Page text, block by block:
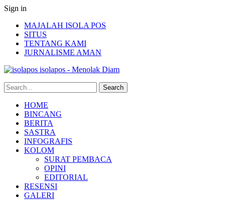
Sign in
MAJALAH ISOLA POS
SITUS
TENTANG KAMI
JURNALISME AMAN
isolapos - Menolak Diam
HOME
BINCANG
BERITA
SASTRA
INFOGRAFIS
KOLOM
SURAT PEMBACA
OPINI
EDITORIAL
RESENSI
GALERI